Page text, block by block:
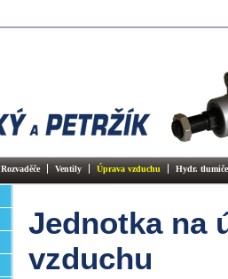
Rozvaděče Ventily Úprava vzduchu Hydr.
Jednotka na
vzduchu